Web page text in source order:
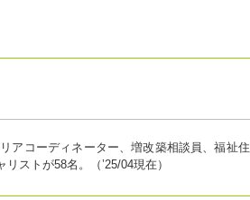
アコーディネーター、増改築相談員、福祉
ストが58名。（’25/04現在）